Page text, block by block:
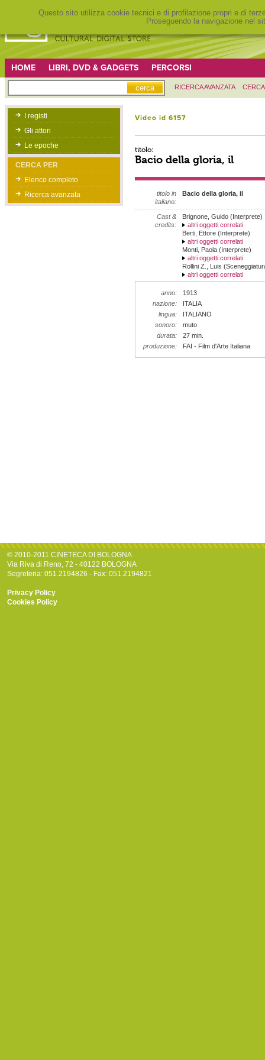
Questo sito utilizza cookie tecnici e di profilazione propri e di
Proseguendo la navigazione nel
HOME LIBRI, DVD & GADGETS PERCORSI
RICERCA AVANZATA
I registi
Gli attori
Le epoche
CERCA PER
Elenco completo
Ricerca avanzata
Video id 6157
titolo:
Bacio della gloria, il
titolo in
italiano:
Bacio della gloria, il
Cast &
credits:
Brignone, Guido (Interprete)
altri oggetti correlati
Berti, Ettore (Interprete)
altri oggetti correlati
Monti, Paola (Interprete)
altri oggetti correlati
Rollini Z., Luis
altri oggetti correlati
anno:
1913
nazione:
ITALIA
lingua:
ITALIANO
sonoro:
muto
durata:
27 min.
produzione:
FAI - Film d'Arte Italiana
© 2010-2011 CINETECA DI BOLOGNA
Via Riva di Reno, 72 - 40122 BOLOGNA
Segreteria: 051.2194826 - Fax: 051.2194821
Privacy Policy
Cookies Policy